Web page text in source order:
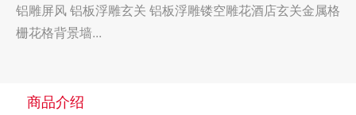
铝雕屏风 铝板浮雕玄关 铝板浮雕镂空雕花酒店玄关金属格
栅花格背景墙...
商品介绍